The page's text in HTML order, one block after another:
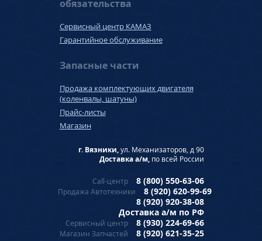
обязательства
Сервисный центр КАМАЗ
Гарантийное обслуживание
Запасные части
Продажа комплектующих двигателя
(коленвалы, шатуны)
Прайс-листы
Магазин
г. Вязники,ул. Механизаторов, д 90
Доставка а/м, по всей России
Call-центр 8 (800) 550-63-06
Продажа Автотехники
8 (920) 620-99-69
8 (920) 920-38-08
Доставка а/м по РФ
Сервисный центр 8 (930) 224-69-66
Магазин Запчастей
8 (920) 621-35-25